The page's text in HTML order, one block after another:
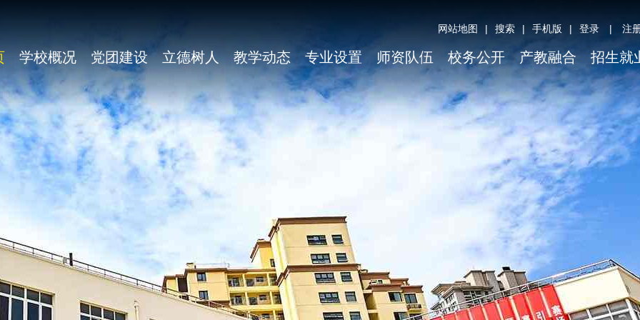
网站地图 | 搜索 | 手机版 | 登录 | 注
学校概况 党团建设 立德树人 教学动态 专业设置 师资队伍 校务公开 产教融合 招生就